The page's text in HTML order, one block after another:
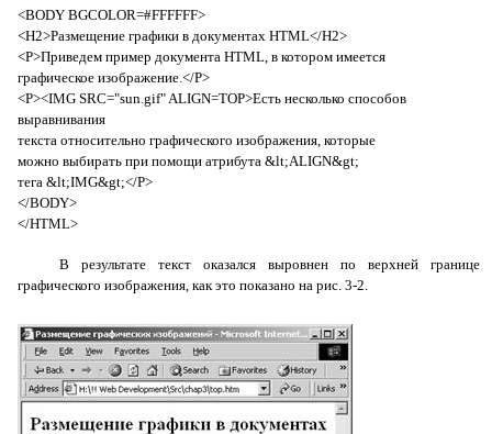
<BODY BGCOLOR=#FFFFFF>
<H2>Размещение графики в документах HTML</H2>
<P>Приведем пример документа HTML, в котором имеется
графическое изображение.</P>
<P><IMG SRC="sun.gif" ALIGN=TOP>Есть несколько способов
выравнивания
текста относительно графического изображения, которые
можно выбирать при помощи атрибута &lt;ALIGN&gt;
тега &lt;IMG&gt;</P>
</BODY>
</HTML>
В результате текст оказался выровнен по верхней границе
графического изображения, как это показано на рис. 3-2.